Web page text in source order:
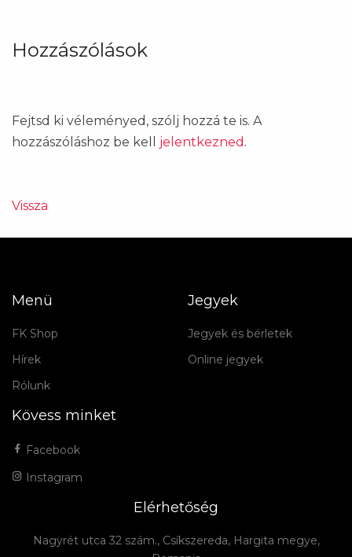
Hozzászólások
Fejtsd ki véleményed, szólj hozzá te is. A
hozzászóláshoz be kell jelentkezned .
Vissza
Menü
FK Shop
Hírek
Rólunk
Jegyek
Jegyek és bérletek
Online jegyek
Kövess minket
Facebook
Instagram
Elérhetőség
Nagyrét utca 32 szám., Csíkszereda, Hargita megye,